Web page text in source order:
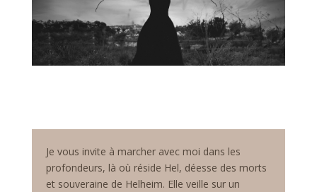
Je vous invite à marcher avec moi dans les
profondeurs, là où réside Hel, déesse des morts
et souveraine de Helheim. Elle veille sur un